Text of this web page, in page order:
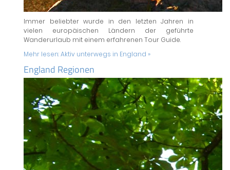
Immer beliebter wurde in den letzten Jahren in
vielen europäischen Ländern der geführte
Wanderurlaub mit einem erfahrenen Tour Guide.
Mehr lesen:Aktiv unterwegs in England »
England Regionen